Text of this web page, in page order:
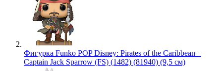
Фигурка Funko POP Disney: Pirates of the Caribbean –
Captain Jack Sparrow (FS) (1482) (81940) (9,5 см)